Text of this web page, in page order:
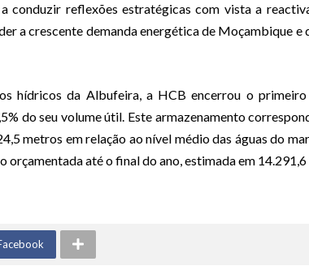
conduzir reflexões estratégicas com vista a
a crescente demanda energética de Moçambique e
hídricos da Albufeira, a HCB encerrou o
do seu volume útil. Este armazenamento
metros em relação ao nível médio das águas do
orçamentada até o final do ano, estimada em